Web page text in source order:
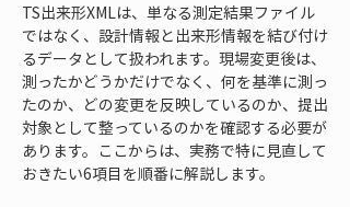
TS出来形XMLは、単なる測定結果ファイル
ではなく、設計情報と出来形情報を結び付け
るデータとして扱われます。現場変更後は、
測ったかどうかだけでなく、何を基準に測っ
たのか、どの変更を反映しているのか、提出
対象として整っているのかを確認する必要が
あります。ここからは、実務で特に見直して
おきたい6項目を順番に解説します。